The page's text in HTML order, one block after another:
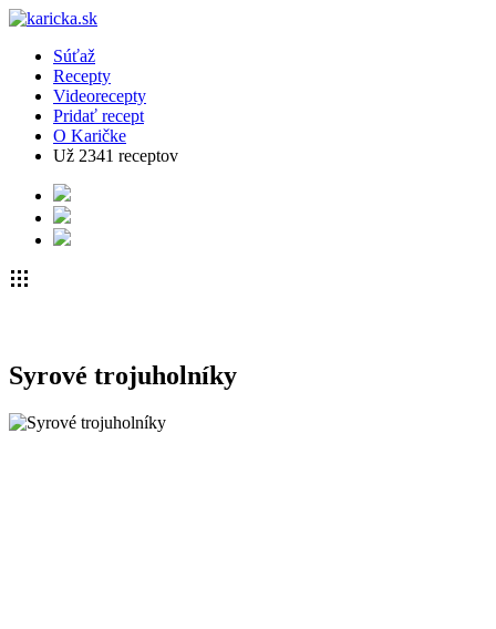
Súťaž
Recepty
Videorecepty
Pridať recept
O Karičke
Už 2341 receptov
Syrové trojuholníky